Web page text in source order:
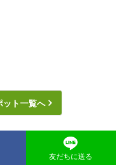
ット一覧へ
友だちに送る